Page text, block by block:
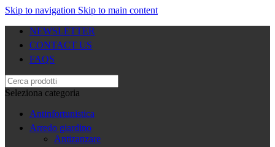
Skip to navigation Skip to main content
NEWSLETTER
CONTACT US
FAQS
Seleziona categoria
Antinfortunistica
Arredo giardino
Antizanzare